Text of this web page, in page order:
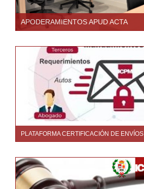
APODERAMIENTOS APUD ACTA
PLATAFORMA CERTIFICACIÓN DE ENVÍOS